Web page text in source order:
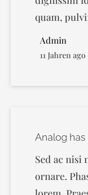
quam,
Admin
11 Jahren ago
Analog
Sed ac nisi
ornare.